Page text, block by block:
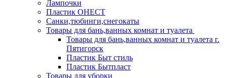
Лампочки
Пластик ОНЕСТ
Санки,тюбинги,снегокаты
Товары для бань,ванных комнат и туалета
Товары для бань,ванных комнат и туалета г.
Пятигорск
Пластик Быт стиль
Пластик Бытпласт
Товары для уборки